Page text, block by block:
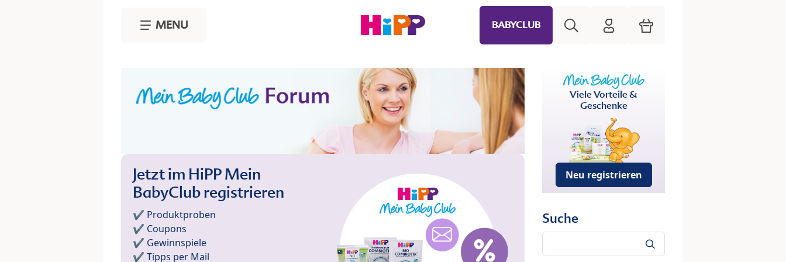
MENU BABYCLUB HiPP Mein Babyclub
Warenkorb
Jetzt im HiPP Mein
BabyClub registrieren
✔️ Produktproben
✔️ Coupons
✔️ Gewinnspiele
✔️ Tipps per Mail
Viele Vorteile &
Geschenke
Neu registrieren
Suche